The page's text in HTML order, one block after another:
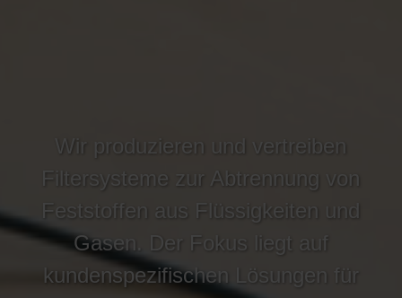
Wir produzieren und vertreiben
Filtersysteme zur Abtrennung von
Feststoffen aus Flüssigkeiten und
Gasen. Der Fokus liegt auf
kundenspezifischen Lösungen für